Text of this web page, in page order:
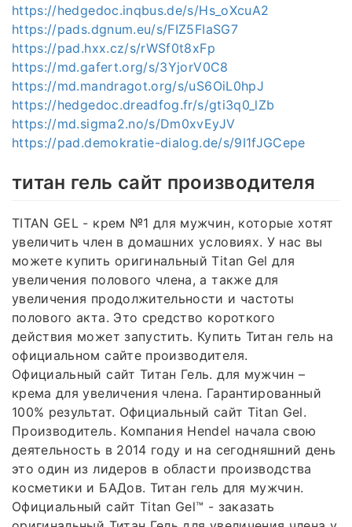
https://hedgedoc.inqbus.de/s/Hs_oXcuA2
https://pads.dgnum.eu/s/FIZ5FIaSG7
https://pad.hxx.cz/s/rWSf0t8xFp
https://md.gafert.org/s/3YjorV0C8
https://md.mandragot.org/s/uS6OiL0hpJ
https://hedgedoc.dreadfog.fr/s/gti3q0_lZb
https://md.sigma2.no/s/Dm0xvEyJV
https://pad.demokratie-dialog.de/s/9I1fJGCepe
титан гель сайт производителя
TITAN GEL - крем №1 для мужчин, которые хотят
увеличить член в домашних условиях. У нас вы
можете купить оригинальный Titan Gel для
увеличения полового члена, а также для
увеличения продолжительности и частоты
полового акта. Это средство короткого
действия может запустить. Купить Титан гель на
официальном сайте производителя.
Официальный сайт Титан Гель. для мужчин –
крема для увеличения члена. Гарантированный
100% результат. Официальный сайт Titan Gel.
Производитель. Компания Hendel начала свою
деятельность в 2014 году и на сегодняшний день
это один из лидеров в области производства
косметики и БАДов. Титан гель для мужчин.
Официальный сайт Titan Gel™ - заказать